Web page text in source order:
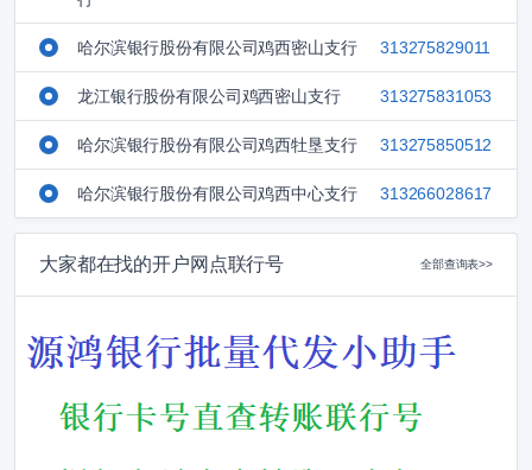
哈尔滨银行股份有限公司鸡西密山支行 313275829011
龙江银行股份有限公司鸡西密山支行 313275831053
哈尔滨银行股份有限公司鸡西牡垦支行 313275850512
哈尔滨银行股份有限公司鸡西中心支行 313266028617
大家都在找的开户网点联行号 全部查询表>>